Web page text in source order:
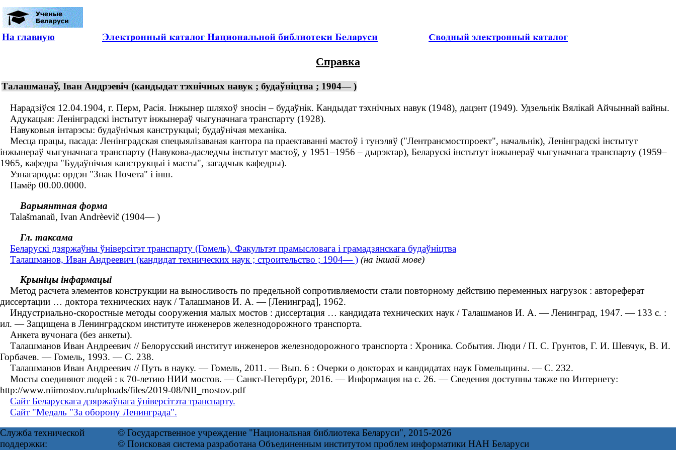
На главную
Справка
Талашманаў, Іван Андрэевіч (кандыдат тэхнічных навук ; будаўніцтва ; 1904— )
Нарадзіўся 12.04.1904, г. Перм, Расія. Інжынер шляхоў зносін – будаўнік. Кандыдат тэхнічных навук (1948), дацэнт (1949). Удзельнік Вялікай Айчыннай вайны.
Адукацыя: Ленінградскі інстытут інжынераў чыгуначнага транспарту (1928).
Навуковыя інтарэсы: будаўнічыя канструкцыі; будаўнічая механіка.
Месца працы, пасада: Ленінградская спецыялізаваная кантора па праектаванні мастоў і тунэляў ("Лентрансмостпроект", начальнік), Ленінградскі інстытут
інжынераў чыгуначнага транспарту (Навукова-даследчы інстытут мастоў, у 1951–1956 – дырэктар), Беларускі інстытут інжынераў чыгуначнага транспарту (1959–
1965, кафедра "Будаўнічыя канструкцыі і масты", загадчык кафедры).
Узнагароды: ордэн "Знак Почета" і інш.
Памёр 00.00.0000.
Варыянтная форма
Talašmanaŭ, Ivan Andrèevič (1904— )
Гл. таксама
Беларускі дзяржаўны ўніверсітэт транспарту (Гомель). Факультэт прамысловага і грамадзянскага будаўніцтва
Талашманов, Иван Андреевич (кандидат технических наук ; строительство ; 1904— ) (на іншай мове)
Крыніцы інфармацыі
Метод расчета элементов конструкции на выносливость по предельной сопротивляемости стали повторному действию переменных нагрузок : автореферат
диссертации … доктора технических наук / Талашманов И. А. — [Ленинград], 1962.
Индустриально-скоростные методы сооружения малых мостов : диссертация … кандидата технических наук / Талашманов И. А. — Ленинград, 1947. — 133 с. :
ил. — Защищена в Ленинградском институте инженеров железнодорожного транспорта.
Анкета вучонага (без анкеты).
Талашманов Иван Андреевич // Белорусский институт инженеров железнодорожного транспорта : Хроника. События. Люди / П. С. Грунтов, Г. И. Шевчук, В. И.
Горбачев. ― Гомель, 1993. — С. 238.
Талашманов Иван Андреевич // Путь в науку. — Гомель, 2011. — Вып. 6 : Очерки о докторах и кандидатах наук Гомельщины. — С. 232.
Мосты соединяют людей : к 70-летию НИИ мостов. — Санкт-Петербург, 2016. — Информация на с. 26. — Сведения доступны также по Интернету:
http://www.niimostov.ru/uploads/files/2019-08/NII_mostov.pdf
Сайт Беларускага дзяржаўнага ўніверсітэта транспарту.
Сайт "Медаль "За оборону Ленинграда".
Служба технической
поддержки:
© Государственное учреждение "Национальная библиотека Беларуси", 2015-2026
© Поисковая система разработана Объединенным институтом проблем информатики НАН Беларуси